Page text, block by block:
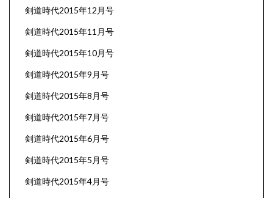
剣道時代2015年12月号
剣道時代2015年11月号
剣道時代2015年10月号
剣道時代2015年9月号
剣道時代2015年8月号
剣道時代2015年7月号
剣道時代2015年6月号
剣道時代2015年5月号
剣道時代2015年4月号